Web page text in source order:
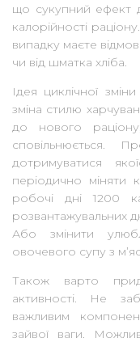
що сукупний ефект
калорійності
випадку маєте
чи від шматка хліба.
Ідея циклічної
зміна стилю
до нового
сповільнюється.
дотримуватися
періодично міняти
робочі дні 1200
розвантажувальних
Або змінити
овочевого супу з
Також варто
активності. Не
важливим
зайвої ваги.